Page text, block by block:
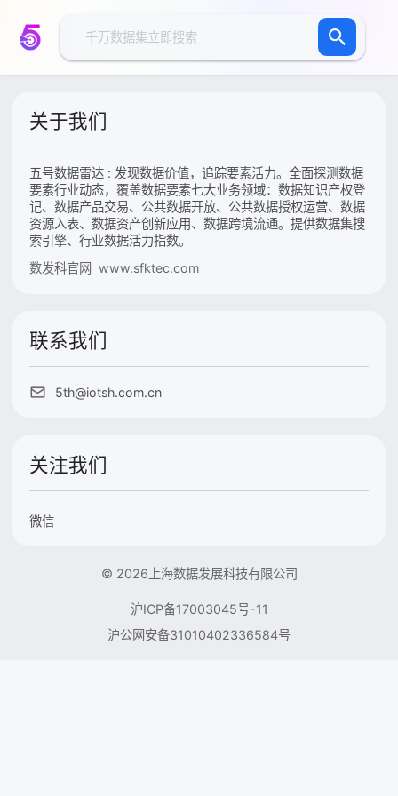
关于我们
五号数据雷达 : 发现数据价值，追踪要素活力。全面探测数据
要素行业动态，覆盖数据要素七大业务领域：数据知识产权登
记、数据产品交易、公共数据开放、公共数据授权运营、数据
资源入表、数据资产创新应用、数据跨境流通。提供数据集搜
索引擎、行业数据活力指数。
数发科官网 www.sfktec.com
联系我们
5th@iotsh.com.cn
关注我们
微信
© 2026上海数据发展科技有限公司
沪ICP备17003045号-11
沪公网安备31010402336584号